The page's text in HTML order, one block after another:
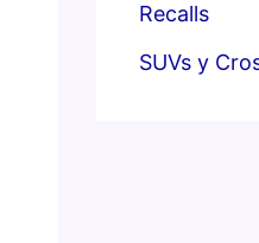
Recalls
SUVs y